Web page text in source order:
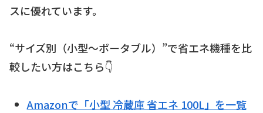
スに優れています。
“サイズ別（小型〜ポータブル）”で省エネ機種を比
較したい方はこちら👇
Amazonで「小型 冷蔵庫 省エネ 100L」を一覧